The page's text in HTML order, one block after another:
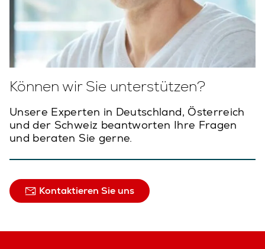
Können wir Sie unterstützen?
Unsere Experten in Deutschland, Österreich
und der Schweiz beantworten Ihre Fragen
und beraten Sie gerne.
Kontaktieren Sie uns